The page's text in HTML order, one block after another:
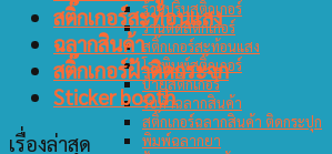
ร้านปริ้นสติกเกอร์
ร้านตัดสติ๊กเกอร์
สติ๊กเกอร์สะท้อนแสง
โรงพิมพ์สติ๊กเกอร์
ป้ายสติ๊กเกอร์
รับทำฉลากสินค้า
สติ๊กเกอร์ฉลากสินค้า ติดกระปุก
พิมพ์ฉลากยา
สติ๊กเกอร์สะท้อนแสง
ฉลากสินค้า
สติ๊กเกอร์ฝ้าติดกระจก
Sticker booth
เรื่องล่าสุด